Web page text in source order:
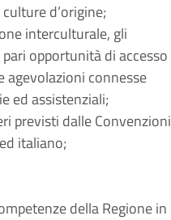
d’origine;
interculturale, gli
opportunità di accesso
agevolazioni connesse
ed assistenziali;
previsti dalle Convenzioni
italiano;
della Regione in